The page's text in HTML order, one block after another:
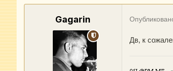
Gagarin
Дв, к